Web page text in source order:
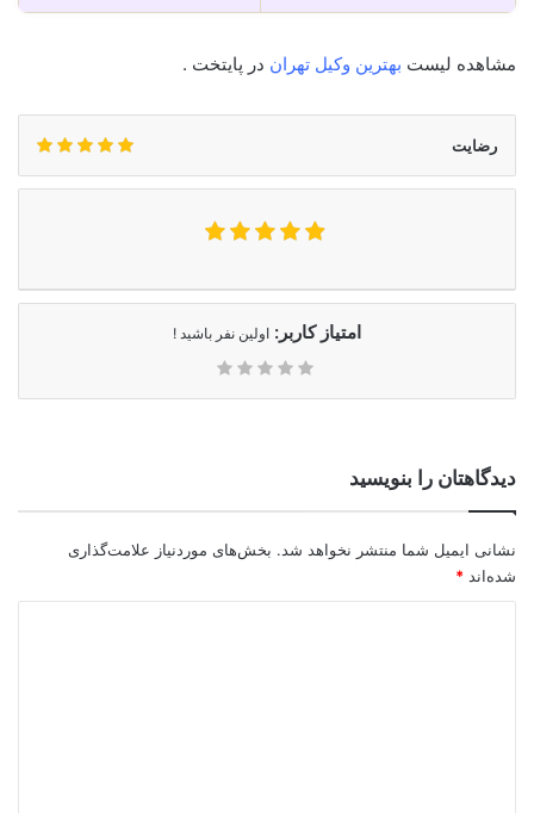
مشاهده لیست بهترین وکیل تهران در پایتخت .
رضایت
امتیاز کاربر: اولین نفر باشید !
دیدگاهتان را بنویسید
نشانی ایمیل شما منتشر نخواهد شد. بخش‌های موردنیاز علامت‌گذاری
شده‌اند *